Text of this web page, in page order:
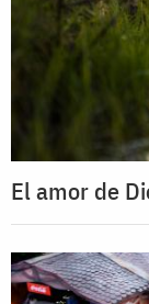
El amor de